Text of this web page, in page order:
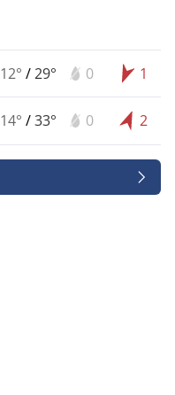
12° /29° 0 1
14° /33° 0 2